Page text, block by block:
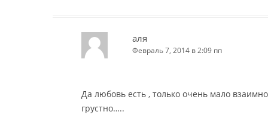
аля
Февраль 7, 2014 в 2:09 пп
Да любовь есть , только очень мало
грустно…..